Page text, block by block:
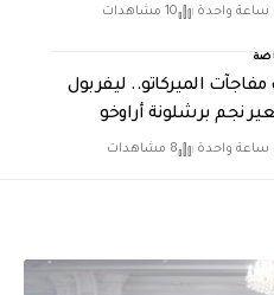
ساعة واحدة 10 مشاهدات
مفاجآت الميركاتو.. ليفربول
نجم برشلونة أراوخو
ساعة واحدة 8 مشاهدات